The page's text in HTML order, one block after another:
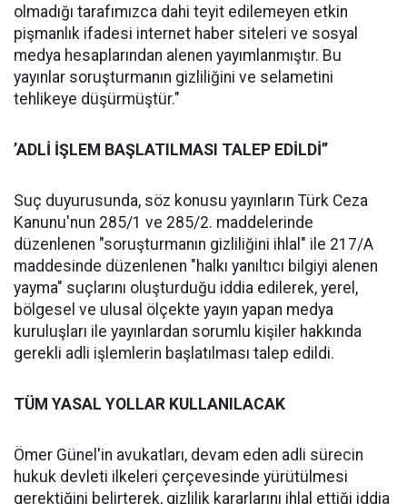
olmadığı tarafımızca dahi teyit edilemeyen etkin
pişmanlık ifadesi internet haber siteleri ve sosyal
medya hesaplarından alenen yayımlanmıştır. Bu
yayınlar soruşturmanın gizliliğini ve selametini
tehlikeye düşürmüştür."
’ADLİ İŞLEM BAŞLATILMASI TALEP EDİLDİ’’
Suç duyurusunda, söz konusu yayınların Türk Ceza
Kanunu'nun 285/1 ve 285/2. maddelerinde
düzenlenen "soruşturmanın gizliliğini ihlal" ile 217/A
maddesinde düzenlenen "halkı yanıltıcı bilgiyi alenen
yayma" suçlarını oluşturduğu iddia edilerek, yerel,
bölgesel ve ulusal ölçekte yayın yapan medya
kuruluşları ile yayınlardan sorumlu kişiler hakkında
gerekli adli işlemlerin başlatılması talep edildi.
TÜM YASAL YOLLAR KULLANILACAK
Ömer Günel'in avukatları, devam eden adli sürecin
hukuk devleti ilkeleri çerçevesinde yürütülmesi
gerektiğini belirterek, gizlilik kararlarını ihlal ettiği iddia